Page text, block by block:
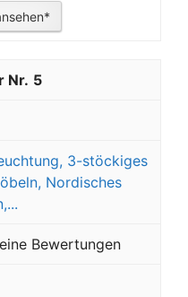
5
3-stöckiges
Nordisches
Bewertungen